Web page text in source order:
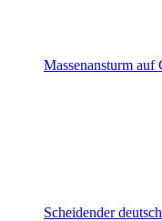
Massenansturm
Scheidender